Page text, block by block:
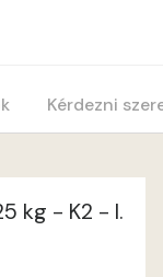
Kérdezni
kg - K2 - I.